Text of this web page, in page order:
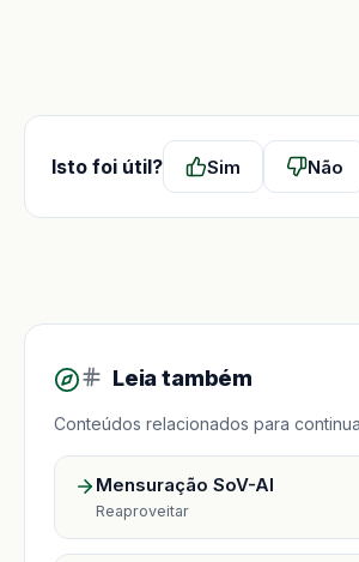
Isto foi útil? Sim Não
Leia também
Conteúdos relacionados para
Mensuração SoV-AI
Reaproveitar